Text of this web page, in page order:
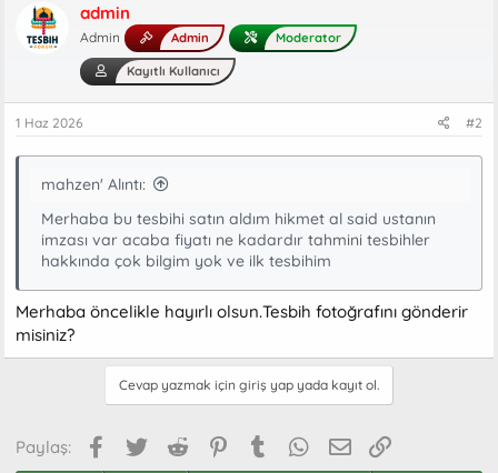
i
admin
Admin Admin Moderator
Kayıtlı Kullanıcı
1 Haz 2026 #2
mahzen' Alıntı:
Merhaba bu tesbihi satın aldım hikmet al said ustanın
imzası var acaba fiyatı ne kadardır tahmini tesbihler
hakkında çok bilgim yok ve ilk tesbihim
Merhaba öncelikle hayırlı olsun.Tesbih fotoğrafını gönderir
misiniz?
Cevap yazmak için giriş yap yada kayıt ol.
Paylaş: Facebook
Twitter Reddit PinterestTumblr WhatsApp
E-posta